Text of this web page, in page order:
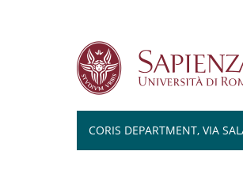
CORIS DEPARTMENT, VIA